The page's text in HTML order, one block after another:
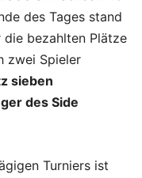
des Tages stand
die bezahlten Plätze
zwei Spieler
sieben
des Side
Turniers ist